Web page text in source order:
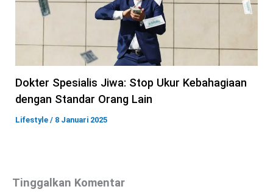
Dokter Spesialis Jiwa: Stop Ukur Kebahagiaan
dengan Standar Orang Lain
Lifestyle / 8 Januari 2025
Tinggalkan Komentar